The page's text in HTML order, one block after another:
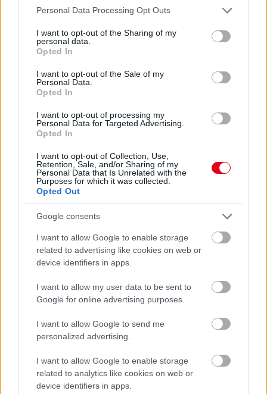
Please note that this website/app uses one or more Google
not limited to your visit or usage behaviour. You may click to
grant or deny consent to Google and its third-party tags to
use your data for below specified purposes in below Google
consent section.
Personal Data Processing Opt Outs
I want to opt-out of the Sharing of my
personal data.
Opted In
I want to opt-out of the Sale of my
Personal Data.
Opted In
I want to opt-out of processing my
Personal Data for Targeted Advertising.
Opted In
I want to opt-out of Collection, Use,
Retention, Sale, and/or Sharing of my
Personal Data that Is Unrelated with the
Purposes for which it was collected.
Opted Out
Google consents
I want to allow Google to enable storage
related to advertising like cookies on web or
device identifiers in apps.
I want to allow my user data to be sent to
Google for online advertising purposes.
I want to allow Google to send me
personalized advertising.
I want to allow Google to enable storage
related to analytics like cookies on web or
device identifiers in apps.
Kövess minket a Facebookon
Parc Fermé
Eljegyezte kedvesét George Russell